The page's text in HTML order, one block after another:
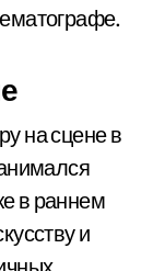
на сцене в
в раннем
и